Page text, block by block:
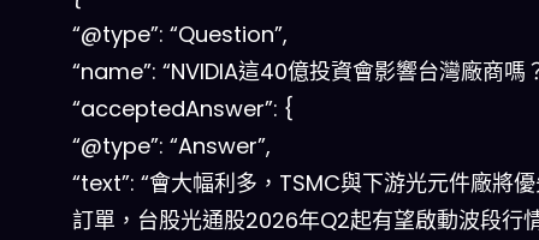
“@type”: “Question”,
“name”: “NVIDIA這40億投資會影響台灣廠商嗎
“acceptedAnswer”: {
“@type”: “Answer”,
“text”: “會大幅利多，TSMC與下游光元件廠將
訂單，台股光通股2026年Q2起有望啟動波段行